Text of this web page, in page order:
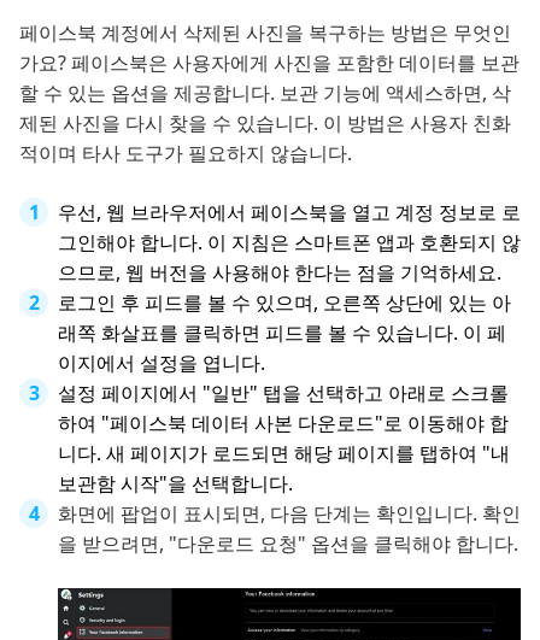
페이스북 계정에서 삭제된 사진을 복구하는 방법은 무엇인
가요? 페이스북은 사용자에게 사진을 포함한 데이터를 보관
할 수 있는 옵션을 제공합니다. 보관 기능에 액세스하면, 삭
제된 사진을 다시 찾을 수 있습니다. 이 방법은 사용자 친화
적이며 타사 도구가 필요하지 않습니다.
우선, 웹 브라우저에서 페이스북을 열고 계정 정보로 로
그인해야 합니다. 이 지침은 스마트폰 앱과 호환되지 않
으므로, 웹 버전을 사용해야 한다는 점을 기억하세요.
로그인 후 피드를 볼 수 있으며, 오른쪽 상단에 있는 아
래쪽 화살표를 클릭하면 피드를 볼 수 있습니다. 이 페
이지에서 설정을 엽니다.
설정 페이지에서 "일반" 탭을 선택하고 아래로 스크롤
하여 "페이스북 데이터 사본 다운로드"로 이동해야 합
니다. 새 페이지가 로드되면 해당 페이지를 탭하여 "내
보관함 시작"을 선택합니다.
화면에 팝업이 표시되면, 다음 단계는 확인입니다. 확인
을 받으려면, "다운로드 요청" 옵션을 클릭해야 합니다.